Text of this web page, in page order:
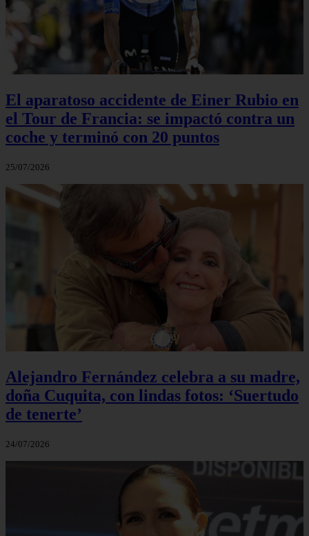
El aparatoso accidente de Einer Rubio en
el Tour de Francia: se impactó contra un
coche y terminó con 20 puntos
25/07/2026
Alejandro Fernández celebra a su madre,
doña Cuquita, con lindas fotos: ‘Suertudo
de tenerte’
24/07/2026